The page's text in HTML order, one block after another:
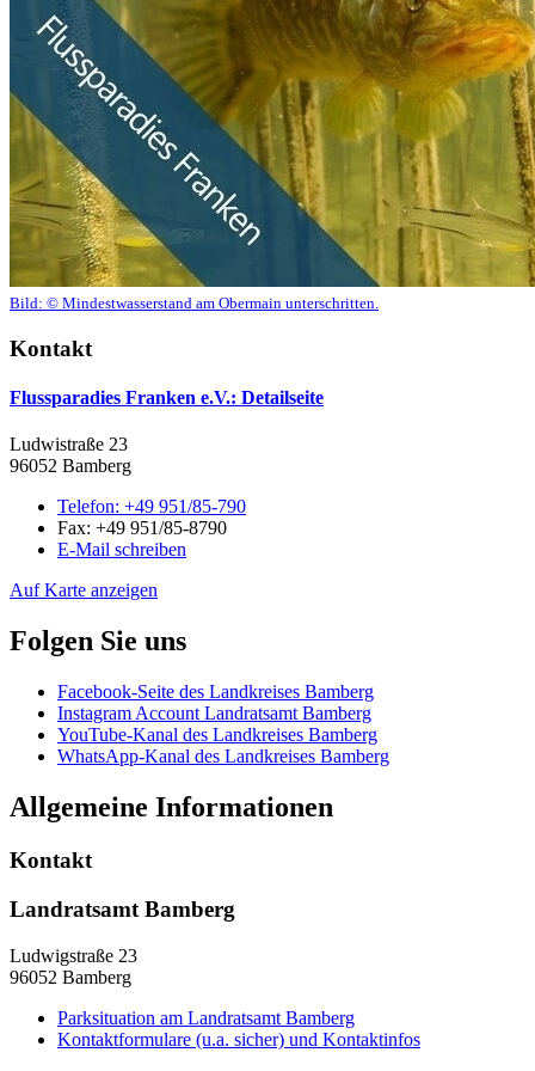
Bild: © Mindestwasserstand am Obermain unterschritten.
Kontakt
Flussparadies Franken e.V.: Detailseite
Ludwistraße 23
96052 Bamberg
Telefon: +49 951/85-790
Fax: +49 951/85-8790
E-Mail schreiben
Auf Karte anzeigen
Folgen Sie uns
Facebook-Seite des Landkreises Bamberg
Instagram Account Landratsamt Bamberg
YouTube-Kanal des Landkreises Bamberg
WhatsApp-Kanal des Landkreises Bamberg
Allgemeine Informationen
Kontakt
Landratsamt Bamberg
Ludwigstraße 23
96052 Bamberg
Parksituation am Landratsamt Bamberg
Kontaktformulare (u.a. sicher) und Kontaktinfos